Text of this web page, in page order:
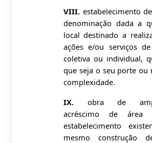
VIII.estabelecimento
denominação dada a
local destinado a
ações e/ou serviços
coletiva ou individual,
que seja o seu porte ou
complexidade.
IX.obra de
acréscimo de
estabelecimento
mesmo construção